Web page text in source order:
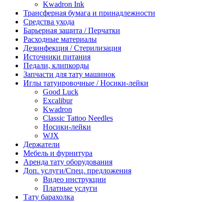
Kwadron Ink
Трансферная бумага и принадлежности
Средства ухода
Барьерная защита / Перчатки
Расходные материалы
Дезинфекция / Стерилизация
Источники питания
Педали, клипкорды
Запчасти для тату машинок
Иглы татуировочные / Носики-лейки
Good Luck
Excalibur
Kwadron
Classic Tattoo Needles
Носики-лейки
WJX
Держатели
Мебель и фурнитура
Аренда тату оборудования
Доп. услуги/Спец. предложения
Видео инструкции
Платные услуги
Тату барахолка